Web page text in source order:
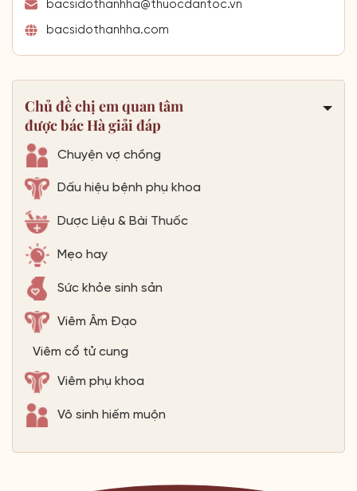
bacsidothanhha@thuocdantoc.vn
bacsidothanhha.com
Chủ đề chị em quan tâm
được bác Hà giải đáp
Chuyện vợ chồng
Dấu hiệu bệnh phụ khoa
Dược Liệu & Bài Thuốc
Mẹo hay
Sức khỏe sinh sản
Viêm Âm Đạo
Viêm cổ tử cung
Viêm phụ khoa
Vô sinh hiếm muộn